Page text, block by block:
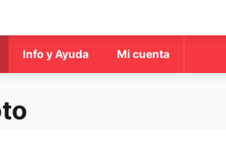
Info y Ayuda Mi cuenta